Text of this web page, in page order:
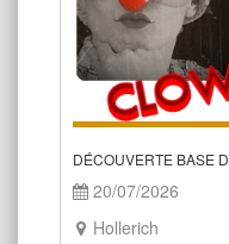
DÉCOUVERTE BASE
20/07/2026
Hollerich